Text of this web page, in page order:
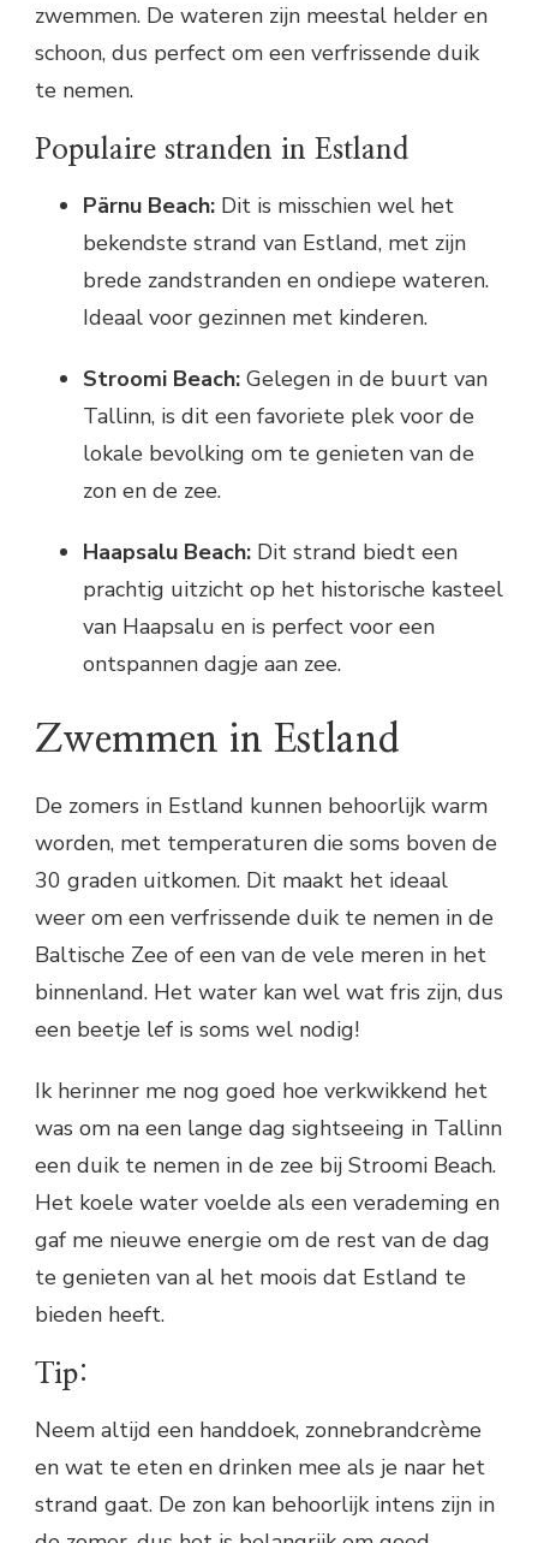
zwemmen. De wateren zijn meestal helder en
schoon, dus perfect om een verfrissende duik
te nemen.
Populaire stranden in Estland
Pärnu Beach: Dit is misschien wel het
bekendste strand van Estland, met zijn
brede zandstranden en ondiepe wateren.
Ideaal voor gezinnen met kinderen.
Stroomi Beach: Gelegen in de buurt van
Tallinn, is dit een favoriete plek voor de
lokale bevolking om te genieten van de
zon en de zee.
Haapsalu Beach: Dit strand biedt een
prachtig uitzicht op het historische kasteel
van Haapsalu en is perfect voor een
ontspannen dagje aan zee.
Zwemmen in Estland
De zomers in Estland kunnen behoorlijk warm
worden, met temperaturen die soms boven de
30 graden uitkomen. Dit maakt het ideaal
weer om een verfrissende duik te nemen in de
Baltische Zee of een van de vele meren in het
binnenland. Het water kan wel wat fris zijn, dus
een beetje lef is soms wel nodig!
Ik herinner me nog goed hoe verkwikkend het
was om na een lange dag sightseeing in Tallinn
een duik te nemen in de zee bij Stroomi Beach.
Het koele water voelde als een verademing en
gaf me nieuwe energie om de rest van de dag
te genieten van al het moois dat Estland te
bieden heeft.
Tip:
Neem altijd een handdoek, zonnebrandcrème
en wat te eten en drinken mee als je naar het
strand gaat. De zon kan behoorlijk intens zijn in